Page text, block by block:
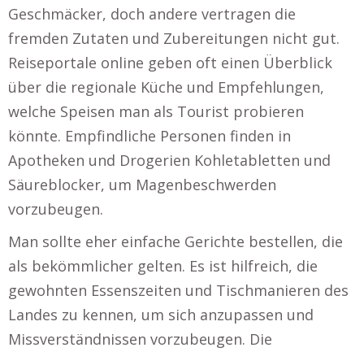
Geschmäcker, doch andere vertragen die
fremden Zutaten und Zubereitungen nicht gut.
Reiseportale online geben oft einen Überblick
über die regionale Küche und Empfehlungen,
welche Speisen man als Tourist probieren
könnte. Empfindliche Personen finden in
Apotheken und Drogerien Kohletabletten und
Säureblocker, um Magenbeschwerden
vorzubeugen.
Man sollte eher einfache Gerichte bestellen, die
als bekömmlicher gelten. Es ist hilfreich, die
gewohnten Essenszeiten und Tischmanieren des
Landes zu kennen, um sich anzupassen und
Missverständnissen vorzubeugen. Die